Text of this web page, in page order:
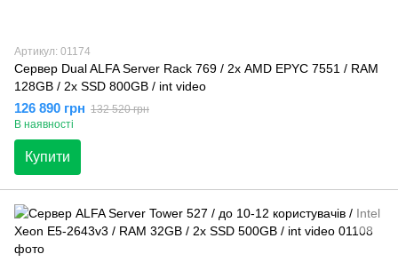
Артикул: 01174
Сервер Dual ALFA Server Rack 769 / 2х AMD EPYC 7551 / RAM
128GB / 2х SSD 800GB / int video
126 890 грн 132 520 грн
В наявності
Купити